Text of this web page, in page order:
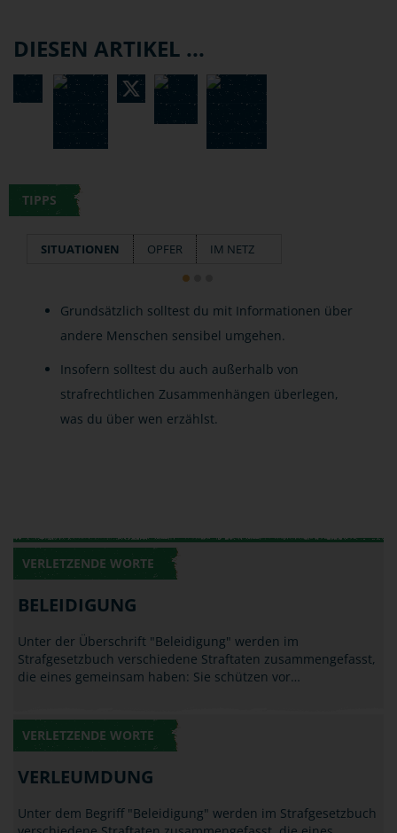
DIESEN ARTIKEL ...
TIPPS
SITUATIONEN OPFER IM NETZ
Grundsätzlich solltest du mit Informationen über
andere Menschen sensibel umgehen.
Insofern solltest du auch außerhalb von
strafrechtlichen Zusammenhängen überlegen,
was du über wen erzählst.
VERLETZENDE WORTE
BELEIDIGUNG
Unter der Überschrift "Beleidigung" werden im
Strafgesetzbuch verschiedene Straftaten zusammengefasst,
die eines gemeinsam haben: Sie schützen vor…
VERLETZENDE WORTE
VERLEUMDUNG
Unter dem Begriff "Beleidigung" werden im Strafgesetzbuch